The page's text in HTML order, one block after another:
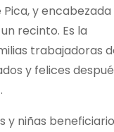
Pica, y
recinto. Es la
trabajadoras
y felices
y niñas